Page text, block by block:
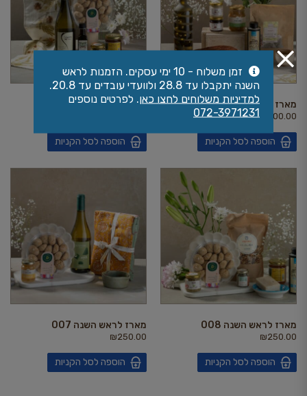
מארז לראש השנה 010
300.00
הוספה לסל הקניות
מארז לראש השנה 009
הוספה לסל הקניות
מארז לראש השנה 008
₪250.00
הוספה לסל הקניות
מארז לראש השנה 007
₪250.00
הוספה לסל הקניות
זמן משלוח - 10 ימי עסקים. הזמנות לראש
השנה יתקבלו עד 28.8 ולוועדי עובדים עד 20.8.
למדיניות משלוחים לחצו כאן. לפרטים נוספים
072-3971231